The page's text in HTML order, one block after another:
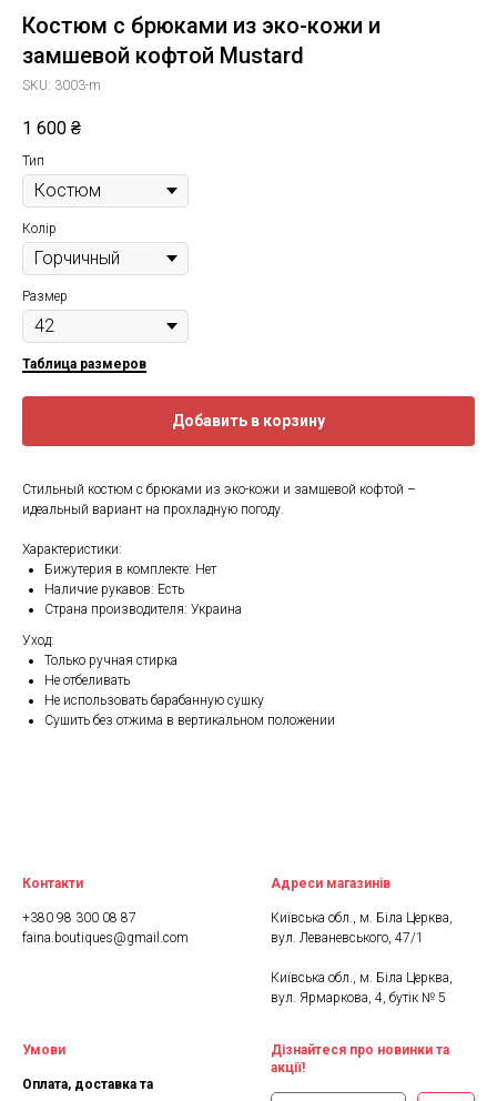
Костюм с брюками из эко-кожи и
замшевой кофтой Mustard
SKU: 3003-m
1 600 ₴
Тип
Колір
Размер
Таблица размеров
Добавить в корзину
Стильный костюм с брюками из эко-кожи и замшевой кофтой –
идеальный вариант на прохладную погоду.
Характеристики:
Бижутерия в комплекте: Нет
Наличие рукавов: Есть
Страна производителя: Украина
Уход:
Только ручная стирка
Не отбеливать
Не использовать барабанную сушку
Сушить без отжима в вертикальном положении
Контакти
+380 98 300 08 87
faina.boutiques@gmail.com
Адреси магазинів
Київська обл., м. Біла Церква,
вул. Леваневського, 47/1
Київська обл., м. Біла Церква,
вул. Ярмаркова, 4, бутік № 5
Умови
Оплата, доставка та
Дізнайтеся про новинки та
акції!